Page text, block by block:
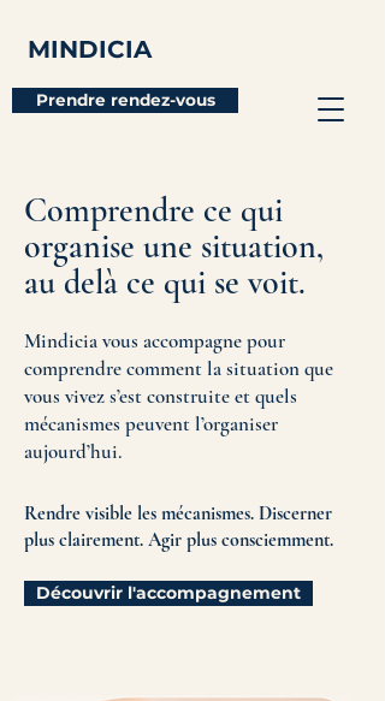
MINDICIA
Prendre rendez-vous
Comprendre ce qui
organise une situation,
au delà ce qui se voit.
Mindicia vous accompagne pour
comprendre comment la situation que
vous vivez s’est construite et quels
mécanismes peuvent l’organiser
aujourd’hui.
Rendre visible les mécanismes. Discerner
plus clairement. Agir plus consciemment.
Découvrir l'accompagnement